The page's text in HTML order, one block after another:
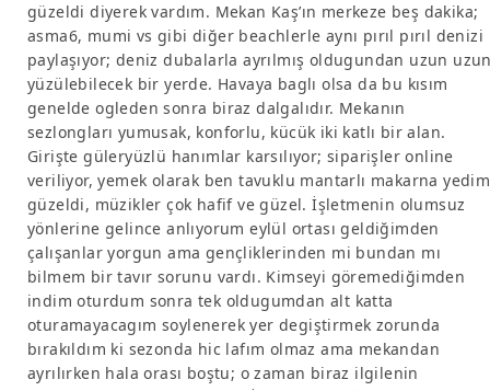
güzeldi diyerek vardım. Mekan Kaş’ın merkeze beş dakika;
asma6, mumi vs gibi diğer beachlerle aynı pırıl pırıl denizi
paylaşıyor; deniz dubalarla ayrılmış oldugundan uzun
yüzülebilecek bir yerde. Havaya baglı olsa da bu kısım
genelde ogleden sonra biraz dalgalıdır. Mekanın
sezlongları yumusak, konforlu, kücük iki katlı bir alan.
Girişte güleryüzlü hanımlar karsılıyor; siparişler online
veriliyor, yemek olarak ben tavuklu mantarlı makarna yedim
güzeldi, müzikler çok hafif ve güzel. İşletmenin olumsuz
yönlerine gelince anlıyorum eylül ortası geldiğimden
çalışanlar yorgun ama gençliklerinden mi bundan mı
bilmem bir tavır sorunu vardı. Kimseyi göremediğimden
indim oturdum sonra tek oldugumdan alt katta
oturamayacagım soylenerek yer degiştirmek zorunda
bırakıldım ki sezonda hic lafım olmaz ama mekandan
ayrılırken hala orası boştu; o zaman biraz ilgilenin